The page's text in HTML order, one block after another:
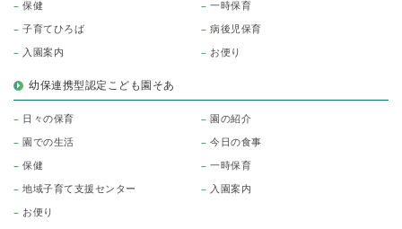
保健 一時保育
子育てひろば 病後児保育
入園案内 お便り
幼保連携型認定こども園そあ
日々の保育 園の紹介
園での生活 今日の食事
保健 一時保育
地域子育て支援センター 入園案内
お便り